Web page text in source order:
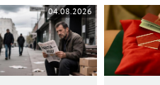
04.08.2026